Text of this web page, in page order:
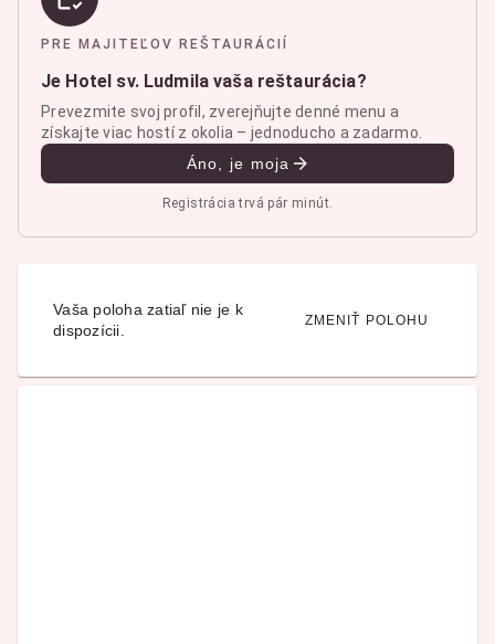
PRE MAJITEĽOV REŠTAURÁCIÍ
Je Hotel sv. Ludmila vaša reštaurácia?
Prevezmite svoj profil, zverejňujte denné menu a
získajte viac hostí z okolia – jednoducho a zadarmo.
Áno, je moja
Registrácia trvá pár minút.
Vaša poloha zatiaľ nie je k
dispozícii.
ZMENIŤ POLOHU